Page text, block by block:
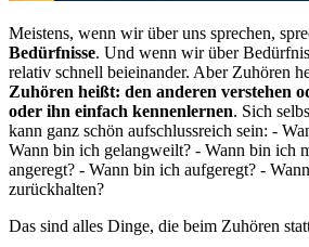
Meistens, wenn wir über uns sprechen,
Bedürfnisse. Und wenn wir über
relativ schnell beieinander. Aber Zuhören
Zuhören heißt: den anderen verstehen
oder ihn einfach kennenlernen. Sich
kann ganz schön aufschlussreich sein: -
Wann bin ich gelangweilt? - Wann bin ich
angeregt? - Wann bin ich aufgeregt? -
zurückhalten?
Das sind alles Dinge, die beim Zuhören